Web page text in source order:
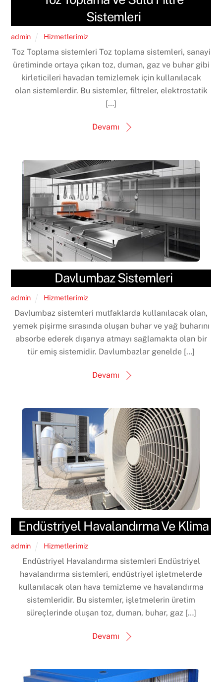
Sistemleri
admin Hizmetlerimiz
Toz Toplama sistemleri Toz toplama sistemleri, sanayi
üretiminde ortaya çıkan toz, duman, gaz ve buhar gibi
kirleticileri havadan temizlemek için kullanılacak
olan sistemlerdir. Bu sistemler, filtreler, elektrostatik
[…]
Devamı
Davlumbaz Sistemleri
admin Hizmetlerimiz
Davlumbaz sistemleri mutfaklarda kullanılacak olan,
yemek pişirme sırasında oluşan buhar ve yağ buharını
absorbe ederek dışarıya atmayı sağlamakta olan bir
tür emiş sistemidir. Davlumbazlar genelde […]
Devamı
Endüstriyel Havalandırma Ve Klima
admin Hizmetlerimiz
Endüstriyel Havalandırma sistemleri Endüstriyel
havalandırma sistemleri, endüstriyel işletmelerde
kullanılacak olan hava temizleme ve havalandırma
sistemleridir. Bu sistemler, işletmelerin üretim
süreçlerinde oluşan toz, duman, buhar, gaz […]
Devamı